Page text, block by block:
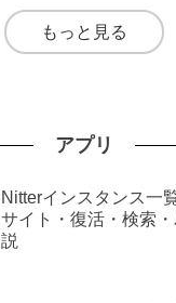
原因
もっと見る
アプリ
Nitterインスタンス一
サイト・復活・検索
説